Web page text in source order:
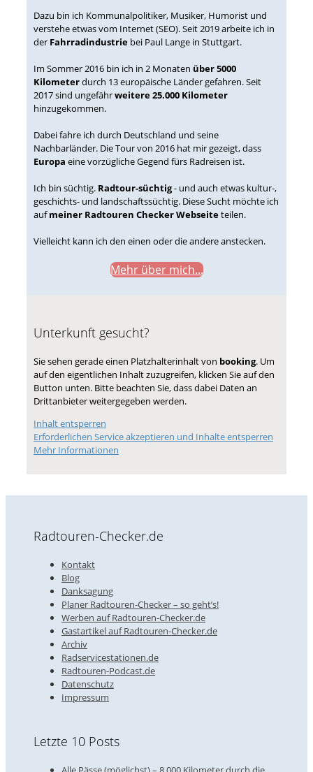
Dazu bin ich Kommunalpolitiker, Musiker, Humorist und
verstehe etwas vom Internet (SEO). Seit 2019 arbeite ich in
der Fahrradindustrie bei Paul Lange in Stuttgart.
Im Sommer 2016 bin ich in 2 Monaten über 5000
Kilometerdurch 13 europäische Länder gefahren. Seit
2017 sind ungefährweitere 25.000 Kilometer
hinzugekommen.
Dabei fahre ich durch Deutschland und seine
Nachbarländer. Die Tour von 2016 hat mir gezeigt, dass
Europa eine vorzügliche Gegend fürs Radreisen ist.
Ich bin süchtig. Radtour-süchtig- und auch etwas kultur-,
geschichts- und landschaftssüchtig. Diese Sucht möchte ich
aufmeiner Radtouren Checker Webseiteteilen.
Vielleicht kann ich den einen oder die andere anstecken.
Mehr über mich...
Unterkunft gesucht?
Sie sehen gerade einen Platzhalterinhalt von booking. Um
auf den eigentlichen Inhalt zuzugreifen, klicken Sie auf den
Button unten. Bitte beachten Sie, dass dabei Daten an
Drittanbieter weitergegeben werden.
Inhalt entsperren
Erforderlichen Service akzeptieren und Inhalte entsperren
Mehr Informationen
Radtouren-Checker.de
Kontakt
Blog
Danksagung
Planer Radtouren-Checker – so geht’s!
Werben auf Radtouren-Checker.de
Gastartikel auf Radtouren-Checker.de
Archiv
Radservicestationen.de
Radtouren-Podcast.de
Datenschutz
Impressum
Letzte 10 Posts